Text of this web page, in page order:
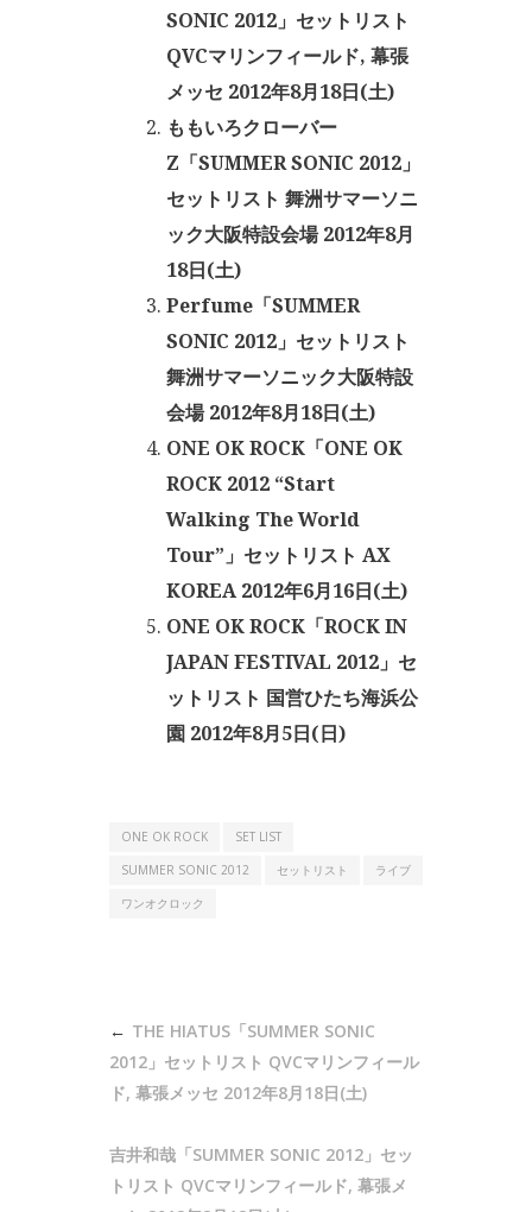
SONIC 2012」セットリスト
QVCマリンフィールド, 幕張
メッセ 2012年8月18日(土)
ももいろクローバー
Z「SUMMER SONIC 2012」
セットリスト 舞洲サマーソニ
ック大阪特設会場 2012年8月
18日(土)
Perfume「SUMMER
SONIC 2012」セットリスト
舞洲サマーソニック大阪特設
会場 2012年8月18日(土)
ONE OK ROCK「ONE OK
ROCK 2012 “Start
Walking The World
Tour”」セットリスト AX
KOREA 2012年6月16日(土)
ONE OK ROCK「ROCK IN
JAPAN FESTIVAL 2012」セ
ットリスト 国営ひたち海浜公
園 2012年8月5日(日)
ONE OK ROCK
SET LIST
SUMMER SONIC 2012
セットリスト
ライブ
ワンオクロック
THE HIATUS「SUMMER SONIC
2012」セットリスト QVCマリンフィール
ド, 幕張メッセ 2012年8月18日(土)
吉井和哉「SUMMER SONIC 2012」セッ
トリスト QVCマリンフィールド, 幕張メ